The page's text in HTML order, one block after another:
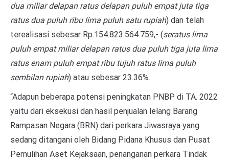
dua miliar delapan ratus delapan puluh empat juta tiga
ratus dua puluh ribu lima puluh satu rupiah) dan telah
terealisasi sebesar Rp.154.823.564.759,- (seratus lima
puluh empat miliar delapan ratus dua puluh tiga juta lima
ratus enam puluh empat ribu tujuh ratus lima puluh
sembilan rupiah) atau sebesar 23.36%.
“Adapun beberapa potensi peningkatan PNBP di TA. 2022
yaitu dari eksekusi dan hasil penjualan lelang Barang
Rampasan Negara (BRN) dari perkara Jiwasraya yang
sedang ditangani oleh Bidang Pidana Khusus dan Pusat
Pemulihan Aset Kejaksaan, penanganan perkara Tindak